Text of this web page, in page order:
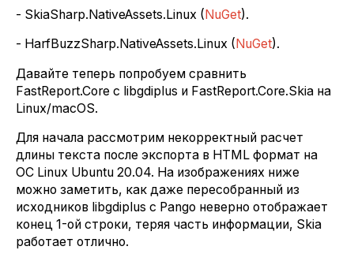
- SkiaSharp.NativeAssets.Linux (NuGet).
- HarfBuzzSharp.NativeAssets.Linux ( NuGet).
Давайте теперь попробуем сравнить
FastReport.Core с libgdiplus и FastReport.Core.Skia на
Linux/macOS.
Для начала рассмотрим некорректный расчет
длины текста после экспорта в HTML формат на
ОС Linux Ubuntu 20.04. На изображениях ниже
можно заметить, как даже пересобранный из
исходников libgdiplus с Pango неверно отображает
конец 1-ой строки, теряя часть информации, Skia
работает отлично.